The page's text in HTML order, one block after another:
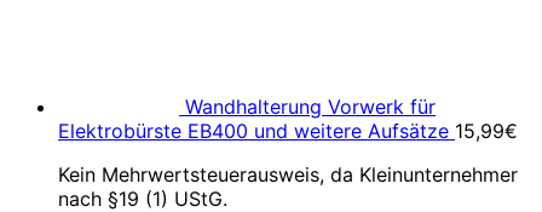
Wandhalterung Vorwerk für
Elektrobürste EB400 und weitere Aufsätze 15,99€
Kein Mehrwertsteuerausweis, da Kleinunternehmer
nach §19 (1) UStG.